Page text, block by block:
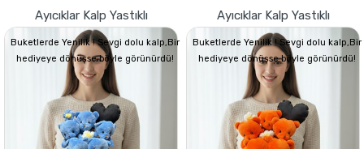
Ayıcıklar Kalp Yastıklı
Buketlerde Yenilik ! Sevgi dolu kalp,Bir
hediyeye dönüşse böyle görünürdü!
Ayıcıklar Kalp Yastıklı
Buketlerde Yenilik ! Sevgi dolu kalp,Bir
hediyeye dönüşse böyle görünürdü!